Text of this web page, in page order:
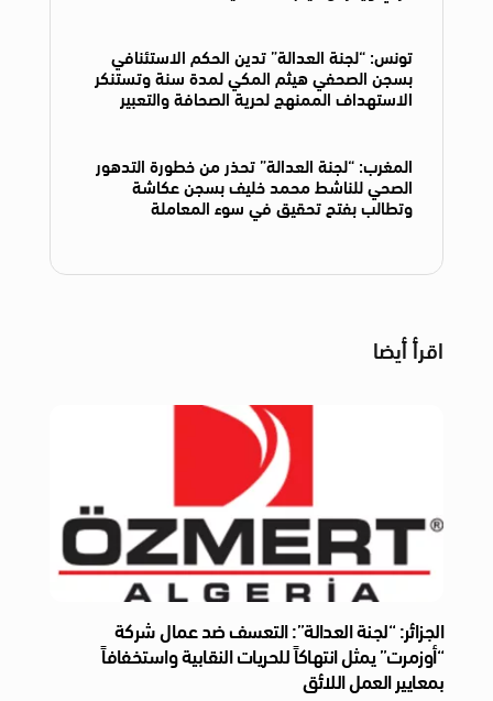
تونس: “لجنة العدالة” تدين الحكم الاستئنافي
بسجن الصحفي هيثم المكي لمدة سنة وتستنكر
الاستهداف الممنهج لحرية الصحافة والتعبير
المغرب: “لجنة العدالة” تحذر من خطورة التدهور
الصحي للناشط محمد خليف بسجن عكاشة
وتطالب بفتح تحقيق في سوء المعاملة
اقرأ أيضا
الجزائر: “لجنة العدالة”: التعسف ضد عمال شركة
“أوزمرت” يمثل انتهاكاً للحريات النقابية واستخفافاً
بمعايير العمل اللائق